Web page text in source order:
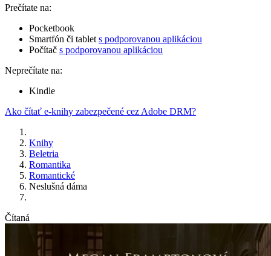
Prečítate na:
Pocketbook
Smartfón či tablet s podporovanou aplikáciou
Počítač s podporovanou aplikáciou
Neprečítate na:
Kindle
Ako čítať e-knihy zabezpečené cez Adobe DRM?
Knihy
Beletria
Romantika
Romantické
Neslušná dáma
Čítaná